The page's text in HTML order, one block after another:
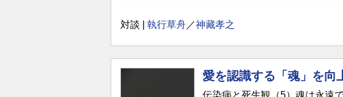
対談 | 執行草舟／神藏孝之
愛を認識する「魂」を向
伝染病と死生観（5）魂は永遠